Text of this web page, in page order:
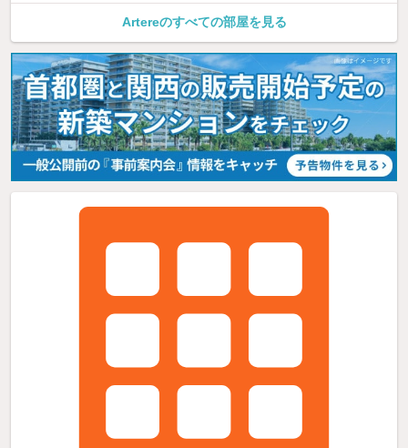
Artereのすべての部屋を見る